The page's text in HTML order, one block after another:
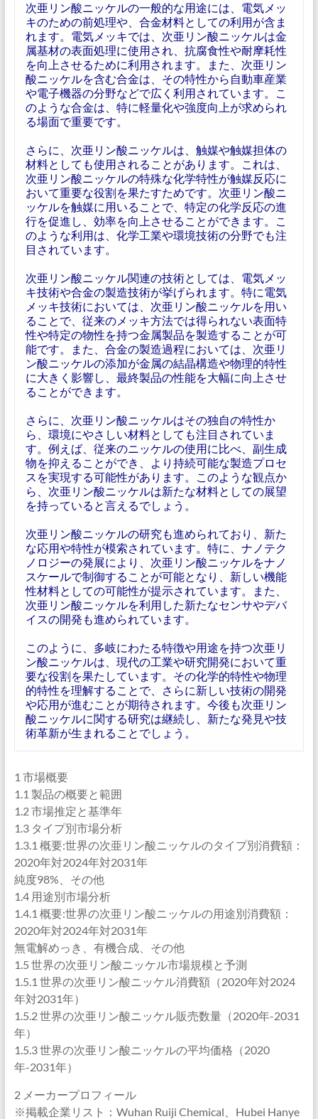
次亜リン酸ニッケルの一般的な用途には、電気メッ
キのための前処理や、合金材料としての利用が含ま
れます。電気メッキでは、次亜リン酸ニッケルは金
属基材の表面処理に使用され、抗腐食性や耐摩耗性
を向上させるために利用されます。また、次亜リン
酸ニッケルを含む合金は、その特性から自動車産業
や電子機器の分野などで広く利用されています。こ
のような合金は、特に軽量化や強度向上が求められ
る場面で重要です。
さらに、次亜リン酸ニッケルは、触媒や触媒担体の
材料としても使用されることがあります。これは、
次亜リン酸ニッケルの特殊な化学特性が触媒反応に
おいて重要な役割を果たすためです。次亜リン酸ニ
ッケルを触媒に用いることで、特定の化学反応の進
行を促進し、効率を向上させることができます。こ
のような利用は、化学工業や環境技術の分野でも注
目されています。
次亜リン酸ニッケル関連の技術としては、電気メッ
キ技術や合金の製造技術が挙げられます。特に電気
メッキ技術においては、次亜リン酸ニッケルを用い
ることで、従来のメッキ方法では得られない表面特
性や特定の物性を持つ金属製品を製造することが可
能です。また、合金の製造過程においては、次亜リ
ン酸ニッケルの添加が金属の結晶構造や物理的特性
に大きく影響し、最終製品の性能を大幅に向上させ
ることができます。
さらに、次亜リン酸ニッケルはその独自の特性か
ら、環境にやさしい材料としても注目されていま
す。例えば、従来のニッケルの使用に比べ、副生成
物を抑えることができ、より持続可能な製造プロセ
スを実現する可能性があります。このような観点か
ら、次亜リン酸ニッケルは新たな材料としての展望
を持っていると言えるでしょう。
次亜リン酸ニッケルの研究も進められており、新た
な応用や特性が模索されています。特に、ナノテク
ノロジーの発展により、次亜リン酸ニッケルをナノ
スケールで制御することが可能となり、新しい機能
性材料としての可能性が提示されています。また、
次亜リン酸ニッケルを利用した新たなセンサやデバ
イスの開発も進められています。
このように、多岐にわたる特徴や用途を持つ次亜リ
ン酸ニッケルは、現代の工業や研究開発において重
要な役割を果たしています。その化学的特性や物理
的特性を理解することで、さらに新しい技術の開発
や応用が進むことが期待されます。今後も次亜リン
酸ニッケルに関する研究は継続し、新たな発見や技
術革新が生まれることでしょう。
1 市場概要
1.1 製品の概要と範囲
1.2 市場推定と基準年
1.3 タイプ別市場分析
1.3.1 概要:世界の次亜リン酸ニッケルのタイプ別消費額：
2020年対2024年対2031年
純度98%、その他
1.4 用途別市場分析
1.4.1 概要:世界の次亜リン酸ニッケルの用途別消費額：
2020年対2024年対2031年
無電解めっき、有機合成、その他
1.5 世界の次亜リン酸ニッケル市場規模と予測
1.5.1 世界の次亜リン酸ニッケル消費額（2020年対2024
年対2031年）
1.5.2 世界の次亜リン酸ニッケル販売数量（2020年-2031
年）
1.5.3 世界の次亜リン酸ニッケルの平均価格（2020
年-2031年）
2 メーカープロフィール
※掲載企業リスト：Wuhan Ruiji Chemical、Hubei Hanye